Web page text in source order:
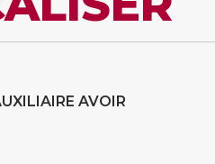
AVOIR